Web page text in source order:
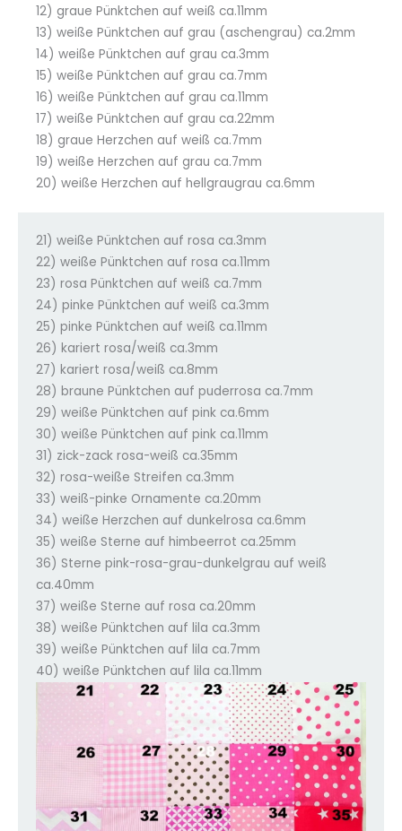
12) graue Pünktchen auf weiß ca.11mm
13) weiße Pünktchen auf grau (aschengrau) ca.2mm
14) weiße Pünktchen auf grau ca.3mm
15) weiße Pünktchen auf grau ca.7mm
16) weiße Pünktchen auf grau ca.11mm
17) weiße Pünktchen auf grau ca.22mm
18) graue Herzchen auf weiß ca.7mm
19) weiße Herzchen auf grau ca.7mm
20) weiße Herzchen auf hellgraugrau ca.6mm
21) weiße Pünktchen auf rosa ca.3mm
22) weiße Pünktchen auf rosa ca.11mm
23) rosa Pünktchen auf weiß ca.7mm
24) pinke Pünktchen auf weiß ca.3mm
25) pinke Pünktchen auf weiß ca.11mm
26) kariert rosa/weiß ca.3mm
27) kariert rosa/weiß ca.8mm
28) braune Pünktchen auf puderrosa ca.7mm
29) weiße Pünktchen auf pink ca.6mm
30) weiße Pünktchen auf pink ca.11mm
31) zick-zack rosa-weiß ca.35mm
32) rosa-weiße Streifen ca.3mm
33) weiß-pinke Ornamente ca.20mm
34) weiße Herzchen auf dunkelrosa ca.6mm
35) weiße Sterne auf himbeerrot ca.25mm
36) Sterne pink-rosa-grau-dunkelgrau auf weiß
ca.40mm
37) weiße Sterne auf rosa ca.20mm
38) weiße Pünktchen auf lila ca.3mm
39) weiße Pünktchen auf lila ca.7mm
40) weiße Pünktchen auf lila ca.11mm